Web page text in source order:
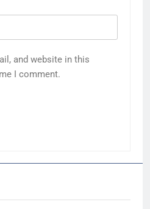
and website in this
I comment.